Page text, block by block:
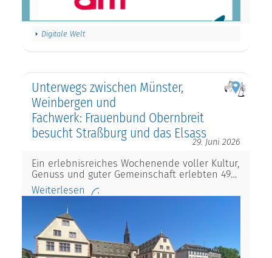
Digitale Welt
Unterwegs zwischen Münster,
Weinbergen und
Fachwerk: Frauenbund Obernbreit
besucht Straßburg und das Elsass
29. Juni 2026
Ein erlebnisreiches Wochenende voller Kultur,
Genuss und guter Gemeinschaft erlebten 49…
Weiterlesen